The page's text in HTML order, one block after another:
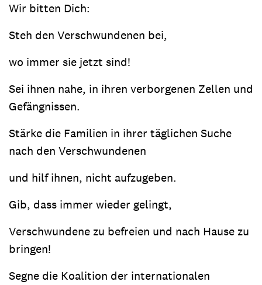
Wir bitten Dich:
Steh den Verschwundenen bei,
wo immer sie jetzt sind!
Sei ihnen nahe, in ihren verborgenen Zellen und
Gefängnissen.
Stärke die Familien in ihrer täglichen Suche
nach den Verschwundenen
und hilf ihnen, nicht aufzugeben.
Gib, dass immer wieder gelingt,
Verschwundene zu befreien und nach Hause zu
bringen!
Segne die Koalition der internationalen